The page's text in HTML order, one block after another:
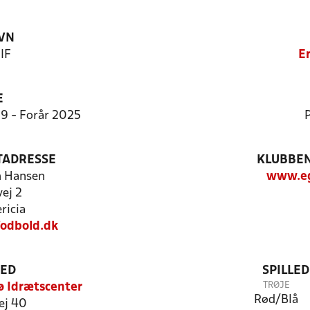
- Forår 2025
Hansen
2
Idrætscenter
40
TRØJE
Rød/Blå